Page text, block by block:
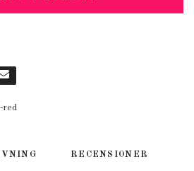
red
RECENSIONER